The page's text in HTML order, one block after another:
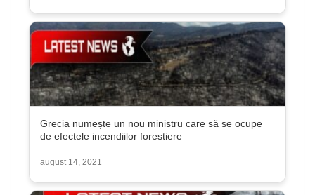
Grecia numește un nou ministru care să se ocupe
de efectele incendiilor forestiere
august 14, 2021